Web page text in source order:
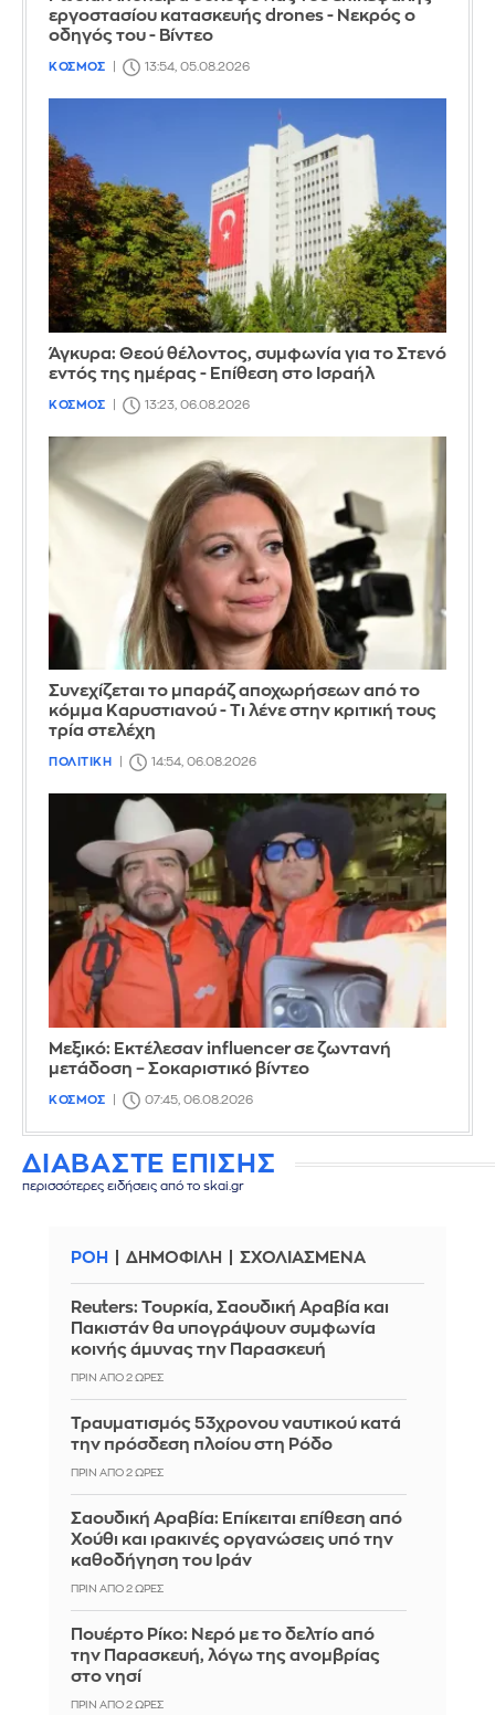
εργοστασίου κατασκευής drones - Νεκρός ο
οδηγός του - Βίντεο
ΚΟΣΜΟΣ 13:54, 05.08.2026
Άγκυρα: Θεού θέλοντος, συμφωνία για το Στενό
εντός της ημέρας - Επίθεση στο Ισραήλ
ΚΟΣΜΟΣ 13:23, 06.08.2026
Συνεχίζεται το μπαράζ αποχωρήσεων από το
κόμμα Καρυστιανού - Τι λένε στην κριτική τους
τρία στελέχη
ΠΟΛΙΤΙΚΗ 14:54, 06.08.2026
Μεξικό: Εκτέλεσαν influencer σε ζωντανή
μετάδοση – Σοκαριστικό βίντεο
ΚΟΣΜΟΣ 07:45, 06.08.2026
ΔΙΑΒΑΣΤΕ ΕΠΙΣΗΣ
περισσότερες ειδήσεις από το skai.gr
ΡΟΗ ΔΗΜΟΦΙΛΗ ΣΧΟΛΙΑΣΜΕΝΑ
Reuters: Τουρκία, Σαουδική Αραβία και
Πακιστάν θα υπογράψουν συμφωνία
κοινής άμυνας την Παρασκευή
ΠΡΙΝ ΑΠΌ 2 ΏΡΕΣ
Τραυματισμός 53χρονου ναυτικού κατά
την πρόσδεση πλοίου στη Ρόδο
ΠΡΙΝ ΑΠΌ 2 ΏΡΕΣ
Σαουδική Αραβία: Επίκειται επίθεση από
Χούθι και ιρακινές οργανώσεις υπό την
καθοδήγηση του Ιράν
ΠΡΙΝ ΑΠΌ 2 ΏΡΕΣ
Πουέρτο Ρίκο: Νερό με το δελτίο από
την Παρασκευή, λόγω της ανομβρίας
στο νησί
ΠΡΙΝ ΑΠΌ 2 ΏΡΕΣ